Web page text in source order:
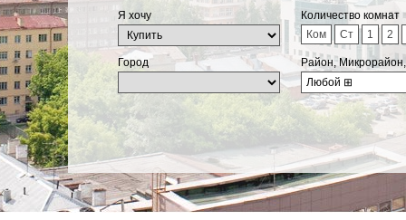
Я хочу
Количество комнат
Ком
Ст 1 2
Город
Район,
Любой ⊞